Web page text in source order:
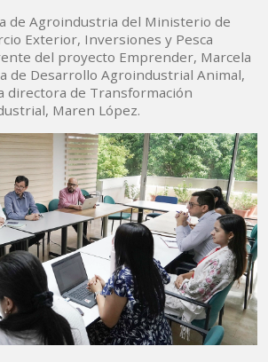
de Agroindustria del Ministerio de
Exterior, Inversiones y Pesca
del proyecto Emprender, Marcela
de Desarrollo Agroindustrial Animal,
directora de Transformación
Maren López.